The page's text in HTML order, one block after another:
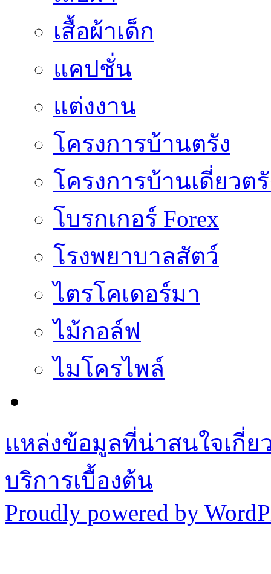
เสื้อผ้าเด็ก
แคปชั่น
แต่งงาน
โครงการบ้านตรัง
โครงการบ้านเดี่ยวต
โบรกเกอร์ Forex
โรงพยาบาลสัตว์
ไตรโคเดอร์มา
ไม้กอล์ฟ
ไมโครไพล์
แหล่งข้อมูลที่น่าสนใจเกี่ย
บริการเบื้องต้น
Proudly powered by